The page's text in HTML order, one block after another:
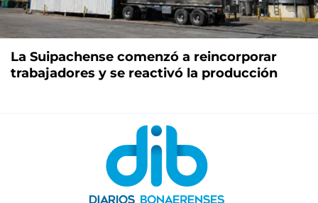
La Suipachense comenzó a reincorporar
trabajadores y se reactivó la producción